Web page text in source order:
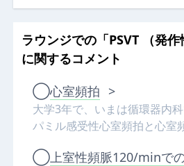
ラウンジでの「PSVT （発作
に関するコメント
◯心室頻拍 >
大学3年で、いまは循環器内
パミル感受性心室頻拍と心室
◯上室性頻脈120/minで